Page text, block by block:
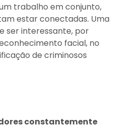
trabalho em conjunto,
estar conectadas. Uma
ser interessante, por
facial, no
de criminosos
constantemente